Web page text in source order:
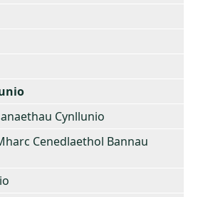
Cynllunio
Cenedlaethol Bannau